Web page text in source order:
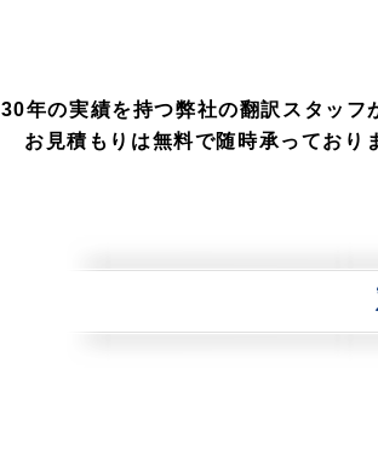
30年の実績を持つ弊社の翻訳スタッ
お見積もりは無料で随時承っており